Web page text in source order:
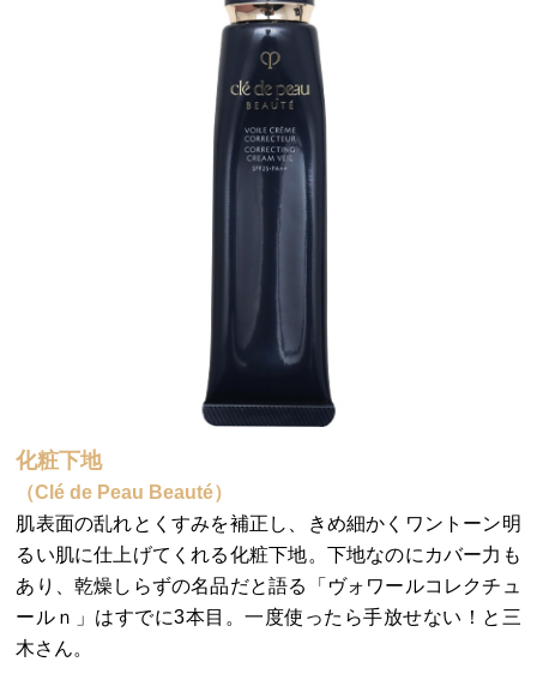
化粧下地
（Clé de Peau Beauté）
肌表面の乱れとくすみを補正し、きめ細かくワントーン明
るい肌に仕上げてくれる化粧下地。下地なのにカバー力も
あり、乾燥しらずの名品だと語る「ヴォワールコレクチュ
ールｎ」はすでに3本目。一度使ったら手放せない！と三
木さん。